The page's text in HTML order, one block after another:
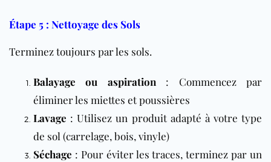
Étape 5 : Nettoyage des Sols
Terminez toujours par les sols.
Balayage ou aspiration: Commencez par
éliminer les miettes et poussières
Lavage : Utilisez un produit adapté à votre type
de sol (carrelage, bois, vinyle)
Séchage : Pour éviter les traces, terminez par un